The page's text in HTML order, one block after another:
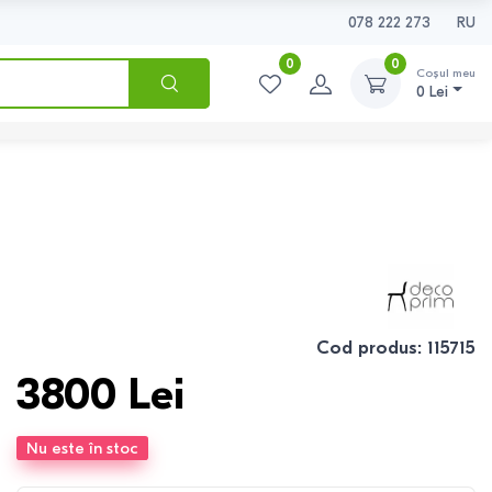
078 222 273 RU
0 0
Coșul meu
0 Lei
Cod produs: 115715
3800 Lei
Nu este în stoc